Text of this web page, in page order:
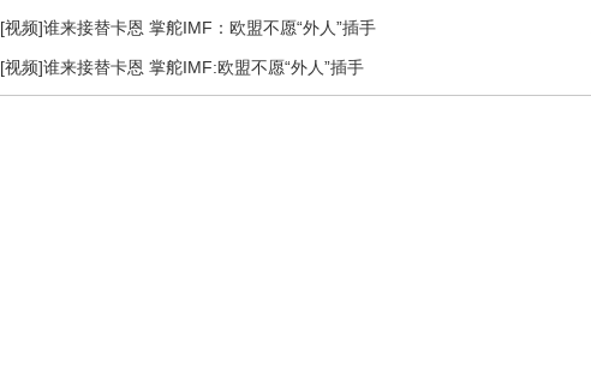
[视频]谁来接替卡恩 掌舵IMF：欧盟不愿“外人”插手
[视频]谁来接替卡恩 掌舵IMF:欧盟不愿“外人”插手